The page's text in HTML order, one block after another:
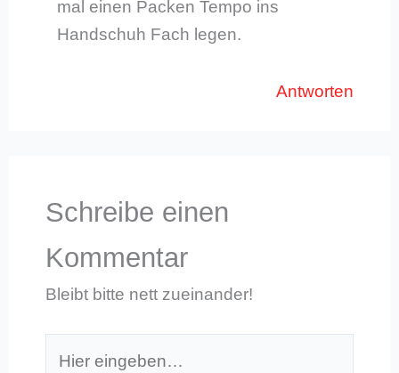
mal einen Packen Tempo ins
Handschuh Fach legen.
Antworten
Schreibe einen
Kommentar
Bleibt bitte nett zueinander!